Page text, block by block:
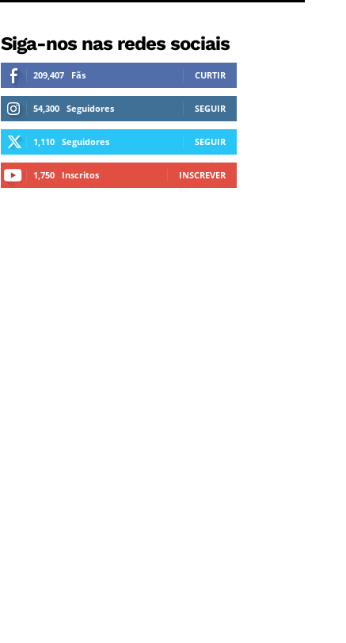
Siga-nos nas redes sociais
209,407 Fãs CURTIR
54,300 Seguidores SEGUIR
1,110 Seguidores SEGUIR
1,750 Inscritos INSCREVER